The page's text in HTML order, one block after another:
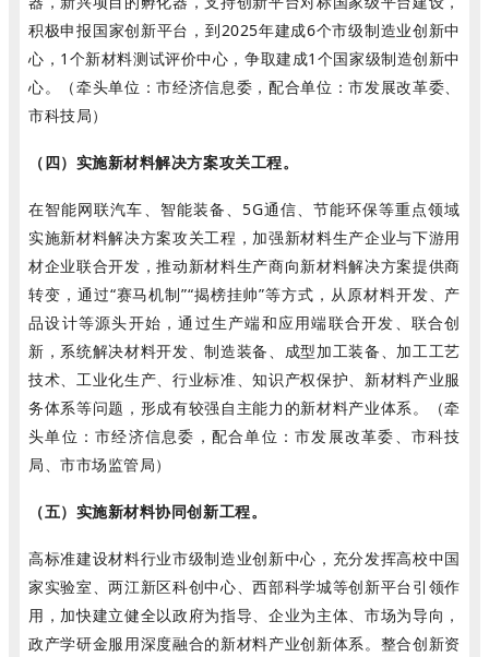
积极申报国家创新平台，到2025年建成6个市级制造业创新中
心，1个新材料测试评价中心，争取建成1个国家级制造创新中
心。（牵头单位：市经济信息委，配合单位：市发展改革委、
市科技局）
（四）实施新材料解决方案攻关工程。
在智能网联汽车、智能装备、5G通信、节能环保等重点领域
实施新材料解决方案攻关工程，加强新材料生产企业与下游用
材企业联合开发，推动新材料生产商向新材料解决方案提供商
转变，通过“赛马机制”“揭榜挂帅”等方式，从原材料开发、产
品设计等源头开始，通过生产端和应用端联合开发、联合创
新，系统解决材料开发、制造装备、成型加工装备、加工工艺
技术、工业化生产、行业标准、知识产权保护、新材料产业服
务体系等问题，形成有较强自主能力的新材料产业体系。（牵
头单位：市经济信息委，配合单位：市发展改革委、市科技
局、市市场监管局）
（五）实施新材料协同创新工程。
高标准建设材料行业市级制造业创新中心，充分发挥高校中国
家实验室、两江新区科创中心、西部科学城等创新平台引领作
用，加快建立健全以政府为指导、企业为主体、市场为导向，
政产学研金服用深度融合的新材料产业创新体系。整合创新资